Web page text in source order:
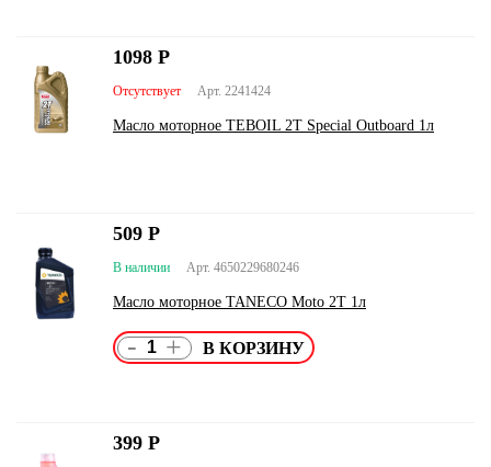
Арт. 2241424
Отсутствует
Масло моторное TEBOIL 2T Special Outboard 1л
1098 Р
Арт. 4650229680246
В наличии
Масло моторное TANECO Moto 2T 1л
509 Р
- +
399 Р